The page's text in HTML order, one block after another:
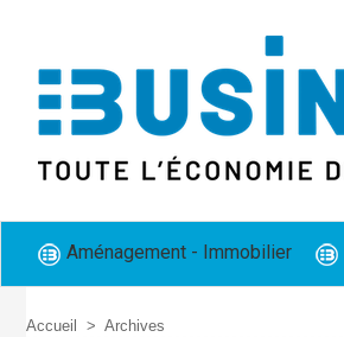
Aménagement - Immobilier
Accueil > Archives